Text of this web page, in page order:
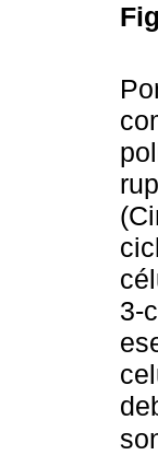
3-